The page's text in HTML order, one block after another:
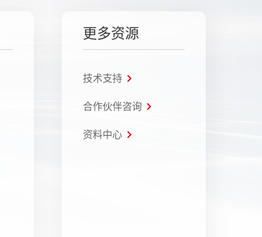
更多资源
技术支持
合作伙伴咨询
资料中心